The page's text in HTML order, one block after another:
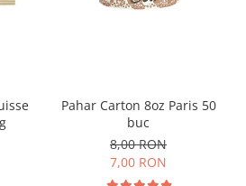
Pahar Carton 8oz Paris 50
buc
8,00 RON
7,00 RON